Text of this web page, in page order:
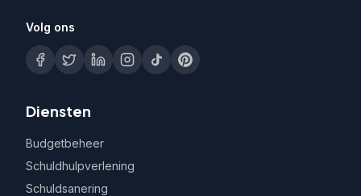
Volg ons
Diensten
Budgetbeheer
Schuldhulpverlening
Schuldsanering